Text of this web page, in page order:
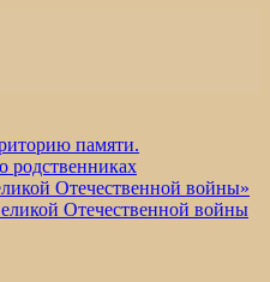
памяти.
родственниках
Отечественной войны»
Отечественной войны